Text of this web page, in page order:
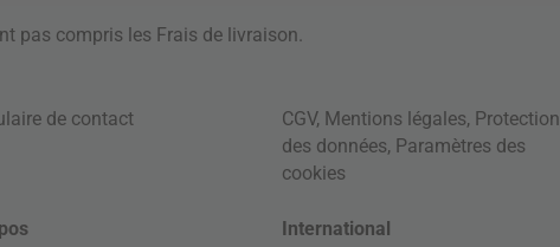
pas compris les Frais de livraison
de contact CGV, Mentions légales, Protection
des données, Paramètres des
cookies
International